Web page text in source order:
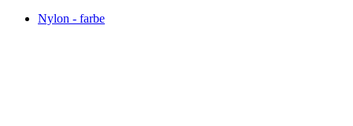
Nylon - farbe